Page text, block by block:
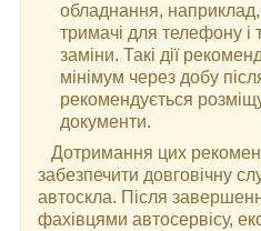
обладнання, наприклад,
тримачі для телефону і
заміни. Такі дії
мінімум через добу
рекомендується
документи.
Дотримання цих
забезпечити довговічну
автоскла. Після
фахівцями автосервісу,